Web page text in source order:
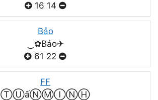
16 14
Bảo
‿✿Bảo✈
61 22
FF
ⓉⓊấⓃⓂⒾⓃⒽ